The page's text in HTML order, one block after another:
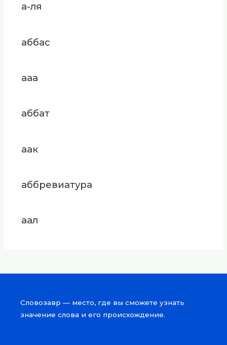
а-ля
аббас
ааа
аббат
аак
аббревиатура
аал
Словозавр — место, где вы сможете узнать
значение слова и его происхождение.